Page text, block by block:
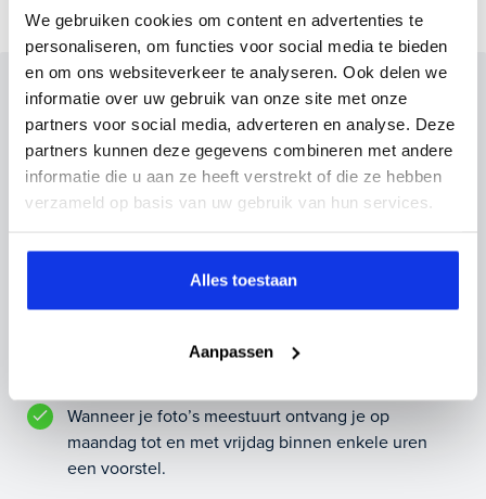
We gebruiken cookies om content en advertenties te
personaliseren, om functies voor social media te bieden
en om ons websiteverkeer te analyseren. Ook delen we
informatie over uw gebruik van onze site met onze
partners voor social media, adverteren en analyse. Deze
partners kunnen deze gegevens combineren met andere
informatie die u aan ze heeft verstrekt of die ze hebben
verzameld op basis van uw gebruik van hun services.
Alles toestaan
Aanpassen
Inruilvoorstel op deze auto?
Vul hier je gegevens in en vergeet niet foto's van je
inruilauto mee te sturen.
Kenteken huidige auto
Inruilvoorstel aanvragen
Wanneer je foto’s meestuurt ontvang je op
maandag tot en met vrijdag binnen enkele uren
een voorstel.